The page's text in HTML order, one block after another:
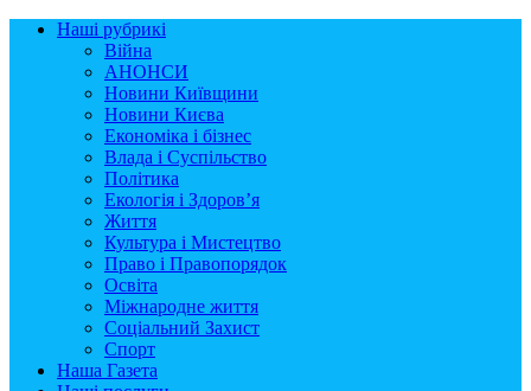
Наші рубрикі
Війна
АНОНСИ
Новини Київщини
Новини Києва
Економіка і бізнес
Влада і Суспільство
Політика
Екологія і Здоров’я
Життя
Культура і Мистецтво
Право і Правопорядок
Освіта
Міжнародне життя
Соціальний Захист
Спорт
Наша Газета